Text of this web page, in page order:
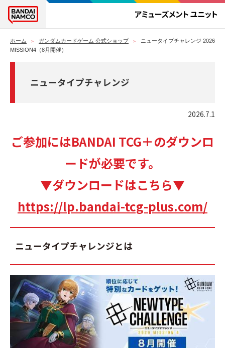
ホーム ガンダムカードゲーム 公式ショップ
ニュータイプチャレンジ 2026
MISSION4（8月開催）
ニュータイプチャレンジ
2026.7.1
ご参加にはBANDAI TCG＋のダウンロ
ードが必要です。
▼ダウンロードはこちら▼
https://lp.bandai-tcg-plus.com/
ニュータイプチャレンジとは